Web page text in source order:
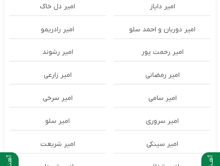
امیر دایاز امیر دل خاک
امیر دوربان و احمد سلو امیر رادریمو
امیر رحمت پور امیر رشوند
امیر رمضانی امیر زارعی
امیر سامی امیر سرخی
امیر سروری امیر سلو
امیر سینکی امیر شریعت